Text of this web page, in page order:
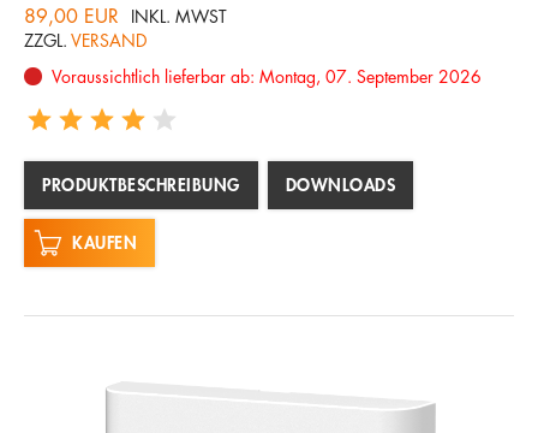
89,00 EUR
INKL. MWST
ZZGL. VERSAND
Voraussichtlich lieferbar ab: Montag, 07. September 2026
PRODUKTBESCHREIBUNG DOWNLOADS
KAUFEN